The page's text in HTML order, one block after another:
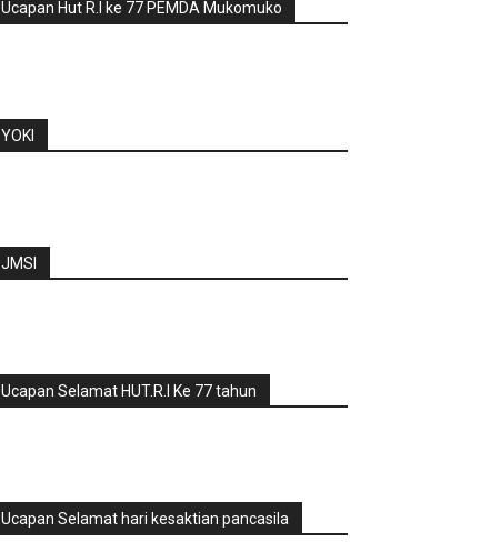
Ucapan Hut R.I ke 77 PEMDA Mukomuko
YOKI
JMSI
Ucapan Selamat HUT.R.I Ke 77 tahun
Ucapan Selamat hari kesaktian pancasila